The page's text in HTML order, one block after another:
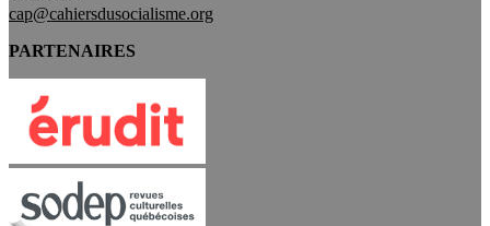
cap@cahiersdusocialisme.org
PARTENAIRES